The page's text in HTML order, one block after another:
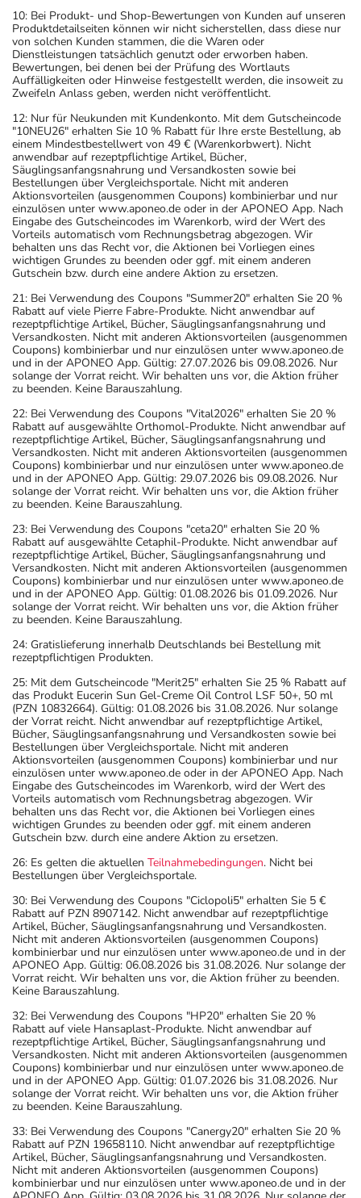
10: Bei Produkt- und Shop-Bewertungen von Kunden auf unseren
Produktdetailseiten können wir nicht sicherstellen, dass diese nur
von solchen Kunden stammen, die die Waren oder
Dienstleistungen tatsächlich genutzt oder erworben haben.
Bewertungen, bei denen bei der Prüfung des Wortlauts
Auffälligkeiten oder Hinweise festgestellt werden, die insoweit zu
Zweifeln Anlass geben, werden nicht veröffentlicht.
12: Nur für Neukunden mit Kundenkonto. Mit dem Gutscheincode
"10NEU26" erhalten Sie 10 % Rabatt für Ihre erste Bestellung, ab
einem Mindestbestellwert von 49 € (Warenkorbwert). Nicht
anwendbar auf rezeptpflichtige Artikel, Bücher,
Säuglingsanfangsnahrung und Versandkosten sowie bei
Bestellungen über Vergleichsportale. Nicht mit anderen
Aktionsvorteilen (ausgenommen Coupons) kombinierbar und nur
einzulösen unter www.aponeo.de oder in der APONEO App. Nach
Eingabe des Gutscheincodes im Warenkorb, wird der Wert des
Vorteils automatisch vom Rechnungsbetrag abgezogen. Wir
behalten uns das Recht vor, die Aktionen bei Vorliegen eines
wichtigen Grundes zu beenden oder ggf. mit einem anderen
Gutschein bzw. durch eine andere Aktion zu ersetzen.
21: Bei Verwendung des Coupons "Summer20" erhalten Sie 20 %
Rabatt auf viele Pierre Fabre-Produkte. Nicht anwendbar auf
rezeptpflichtige Artikel, Bücher, Säuglingsanfangsnahrung und
Versandkosten. Nicht mit anderen Aktionsvorteilen (ausgenommen
Coupons) kombinierbar und nur einzulösen unter www.aponeo.de
und in der APONEO App. Gültig: 27.07.2026 bis 09.08.2026. Nur
solange der Vorrat reicht. Wir behalten uns vor, die Aktion früher
zu beenden. Keine Barauszahlung.
22: Bei Verwendung des Coupons "Vital2026" erhalten Sie 20 %
Rabatt auf ausgewählte Orthomol-Produkte. Nicht anwendbar auf
rezeptpflichtige Artikel, Bücher, Säuglingsanfangsnahrung und
Versandkosten. Nicht mit anderen Aktionsvorteilen (ausgenommen
Coupons) kombinierbar und nur einzulösen unter www.aponeo.de
und in der APONEO App. Gültig: 29.07.2026 bis 09.08.2026. Nur
solange der Vorrat reicht. Wir behalten uns vor, die Aktion früher
zu beenden. Keine Barauszahlung.
23: Bei Verwendung des Coupons "ceta20" erhalten Sie 20 %
Rabatt auf ausgewählte Cetaphil-Produkte. Nicht anwendbar auf
rezeptpflichtige Artikel, Bücher, Säuglingsanfangsnahrung und
Versandkosten. Nicht mit anderen Aktionsvorteilen (ausgenommen
Coupons) kombinierbar und nur einzulösen unter www.aponeo.de
und in der APONEO App. Gültig: 01.08.2026 bis 01.09.2026. Nur
solange der Vorrat reicht. Wir behalten uns vor, die Aktion früher
zu beenden. Keine Barauszahlung.
24: Gratislieferung innerhalb Deutschlands bei Bestellung mit
rezeptpflichtigen Produkten.
25: Mit dem Gutscheincode "Merit25" erhalten Sie 25 % Rabatt auf
das Produkt Eucerin Sun Gel-Creme Oil Control LSF 50+, 50 ml
(PZN 10832664). Gültig: 01.08.2026 bis 31.08.2026. Nur solange
der Vorrat reicht. Nicht anwendbar auf rezeptpflichtige Artikel,
Bücher, Säuglingsanfangsnahrung und Versandkosten sowie bei
Bestellungen über Vergleichsportale. Nicht mit anderen
Aktionsvorteilen (ausgenommen Coupons) kombinierbar und nur
einzulösen unter www.aponeo.de oder in der APONEO App. Nach
Eingabe des Gutscheincodes im Warenkorb, wird der Wert des
Vorteils automatisch vom Rechnungsbetrag abgezogen. Wir
behalten uns das Recht vor, die Aktionen bei Vorliegen eines
wichtigen Grundes zu beenden oder ggf. mit einem anderen
Gutschein bzw. durch eine andere Aktion zu ersetzen.
26: Es gelten die aktuellen Teilnahmebedingungen. Nicht bei
Bestellungen über Vergleichsportale.
30: Bei Verwendung des Coupons "Ciclopoli5" erhalten Sie 5 €
Rabatt auf PZN 8907142. Nicht anwendbar auf rezeptpflichtige
Artikel, Bücher, Säuglingsanfangsnahrung und Versandkosten.
Nicht mit anderen Aktionsvorteilen (ausgenommen Coupons)
kombinierbar und nur einzulösen unter www.aponeo.de und in der
APONEO App. Gültig: 06.08.2026 bis 31.08.2026. Nur solange der
Vorrat reicht. Wir behalten uns vor, die Aktion früher zu beenden.
Keine Barauszahlung.
32: Bei Verwendung des Coupons "HP20" erhalten Sie 20 %
Rabatt auf viele Hansaplast-Produkte. Nicht anwendbar auf
rezeptpflichtige Artikel, Bücher, Säuglingsanfangsnahrung und
Versandkosten. Nicht mit anderen Aktionsvorteilen (ausgenommen
Coupons) kombinierbar und nur einzulösen unter www.aponeo.de
und in der APONEO App. Gültig: 01.07.2026 bis 31.08.2026. Nur
solange der Vorrat reicht. Wir behalten uns vor, die Aktion früher
zu beenden. Keine Barauszahlung.
33: Bei Verwendung des Coupons "Canergy20" erhalten Sie 20 %
Rabatt auf PZN 19658110. Nicht anwendbar auf rezeptpflichtige
Artikel, Bücher, Säuglingsanfangsnahrung und Versandkosten.
Nicht mit anderen Aktionsvorteilen (ausgenommen Coupons)
kombinierbar und nur einzulösen unter www.aponeo.de und in der